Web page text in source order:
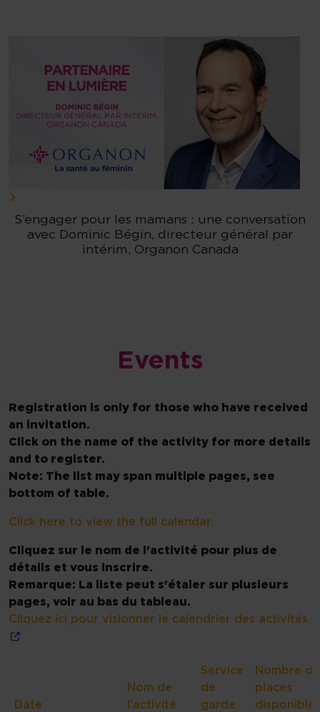
S’engager pour les mamans : une conversation
avec Dominic Bégin, directeur général par
intérim, Organon Canada
Events
Registration is only for those who have received
an invitation.
Click on the name of the activity for more details
and to register.
Note: The list may span multiple pages, see
bottom of table.
Click here to view the full calendar.
Cliquez sur le nom de l'activité pour plus de
détails et vous inscrire.
Remarque: La liste peut s'étaler sur plusieurs
pages, voir au bas du tableau.
Cliquez ici pour visionner le calendrier des activités
Date
Nom de
l'activité
Service
de
garde
Nombre de
places
disponibles